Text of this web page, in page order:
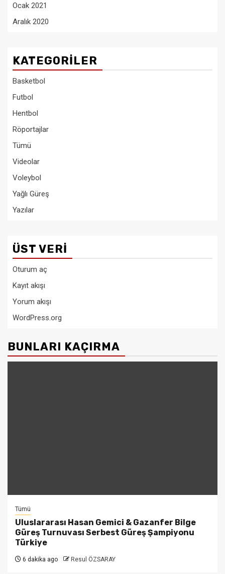
Ocak 2021
Aralık 2020
KATEGORILER
Basketbol
Futbol
Hentbol
Röportajlar
Tümü
Videolar
Voleybol
Yağlı Güreş
Yazılar
ÜST VERI
Oturum aç
Kayıt akışı
Yorum akışı
WordPress.org
BUNLARI KAÇIRMA
Tümü
Uluslararası Hasan Gemici & Gazanfer Bilge
Güreş Turnuvası Serbest Güreş Şampiyonu
Türkiye
6 dakika ago Resul ÖZSARAY